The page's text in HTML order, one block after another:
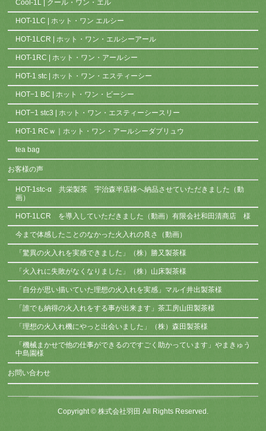
Cool-1L | クール・ワン・エル
HOT-1LC | ホット・ワン エルシー
HOT-1LCR | ホット・ワン・エルシーアール
HOT-1RC | ホット・ワン・アールシー
HOT-1 stc | ホット・ワン・エスティーシー
HOT−1 BC | ホット・ワン・ビーシー
HOT−1 stc3 | ホット・ワン・エスティーシースリー
HOT-1 RCｗ｜ホット・ワン・アールシーダブリュウ
tea bag
お客様の声
HOT-1stc-α 共栄製茶 宇治森半店様へ納品させていただきました（動
画）
HOT-1LCR を導入していただきました（動画）有限会社和田清商店 様
今まで体感したことのなかった火入れの良さ（動画）
「驚異の火入れを実感できました」（株）勝又製茶様
「火入れに失敗がなくなりました」（株）山床製茶様
「自分が思い描いていた理想の火入れを実感」マルイ井出製茶様
「誰でも納得の火入れをする事が出来ます」茶工房山田製茶様
「理想の火入れ機にやっと出会いました」（株）森田製茶様
「機械まかせで他の仕事ができるのですごく助かっています」やまきゅう
中島園様
お問い合わせ
Copyright © 株式会社羽田 All Rights Reserved.